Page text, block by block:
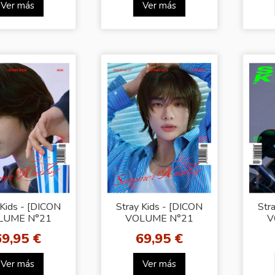
Ver más Ver más
- [DICON
N°21
KraZy]
VER)
€
Ver más
Stray Kids - [DICON
VOLUME N°21
Summer KraZy]
(HYUNJIN VER)
69,95 €
Ver más